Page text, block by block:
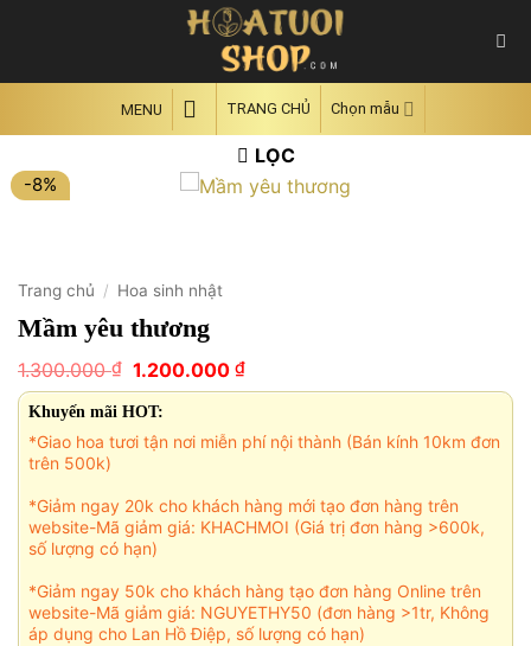
MENU TRANG CHỦ Chọn mẫu
LỌC
-8%
Trang chủ / Hoa sinh nhật
Mầm yêu thương
1.300.000₫ Giá
gốc
là:
1.300.000 ₫.
1.200.000 ₫Giá
hiện
1.200.000 ₫.
Khuyến mãi HOT:
*Giao hoa tươi tận nơi miễn phí nội thành (Bán kính 10km đơn
trên 500k)
*Giảm ngay 20k cho khách hàng mới tạo đơn hàng trên
website-Mã giảm giá: KHACHMOI (Giá trị đơn hàng >600k,
số lượng có hạn)
*Giảm ngay 50k cho khách hàng tạo đơn hàng Online trên
website-Mã giảm giá: NGUYETHY50 (đơn hàng >1tr, Không
áp dụng cho Lan Hồ Điệp, số lượng có hạn)